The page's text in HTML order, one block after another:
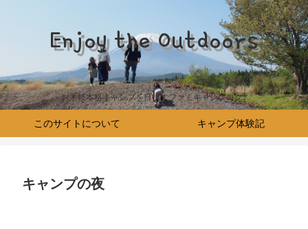
Enjoy the Outdoors
お手軽本格キャンプを目指すファミキャンブログ♪
このサイトについて キャンプ体験記
キャンプの夜